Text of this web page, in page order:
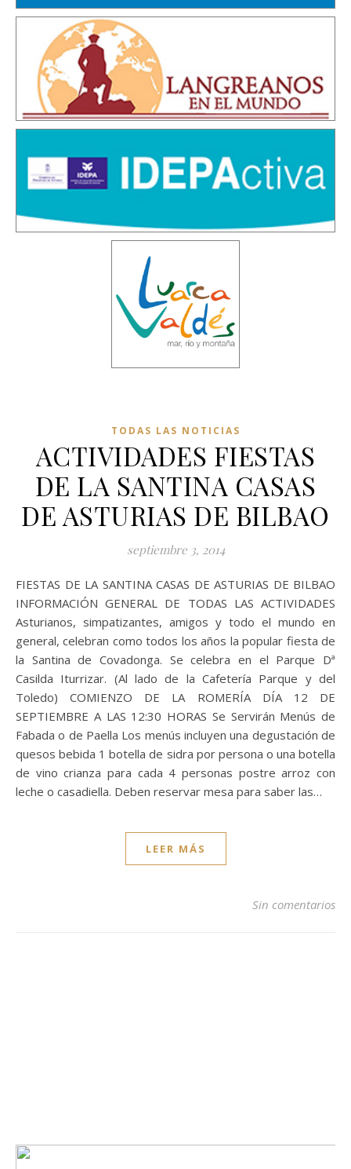
TODAS LAS NOTICIAS
ACTIVIDADES FIESTAS
DE LA SANTINA CASAS
DE ASTURIAS DE BILBAO
septiembre 3, 2014
FIESTAS DE LA SANTINA CASAS DE ASTURIAS DE BILBAO
INFORMACIÓN GENERAL DE TODAS LAS ACTIVIDADES
Asturianos, simpatizantes, amigos y todo el mundo en
general, celebran como todos los años la popular fiesta de
la Santina de Covadonga. Se celebra en el Parque Dª
Casilda Iturrizar. (Al lado de la Cafetería Parque y del
Toledo) COMIENZO DE LA ROMERÍA DÍA 12 DE
SEPTIEMBRE A LAS 12:30 HORAS Se Servirán Menús de
Fabada o de Paella Los menús incluyen una degustación de
quesos bebida 1 botella de sidra por persona o una botella
de vino crianza para cada 4 personas postre arroz con
leche o casadiella. Deben reservar mesa para saber las…
LEER MÁS
Sin comentarios